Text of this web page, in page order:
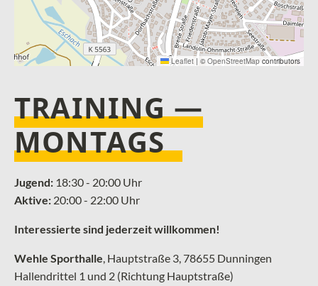
Leaflet | © OpenStreetMap contributors
TRAINING —
MONTAGS
Jugend: 18:30 - 20:00 Uhr
Aktive: 20:00 - 22:00 Uhr
Interessierte sind jederzeit willkommen!
Wehle Sporthalle , ­Hauptstraße 3, 78655 Dunningen
Hallendrittel 1 und 2 (Richtung Hauptstraße)